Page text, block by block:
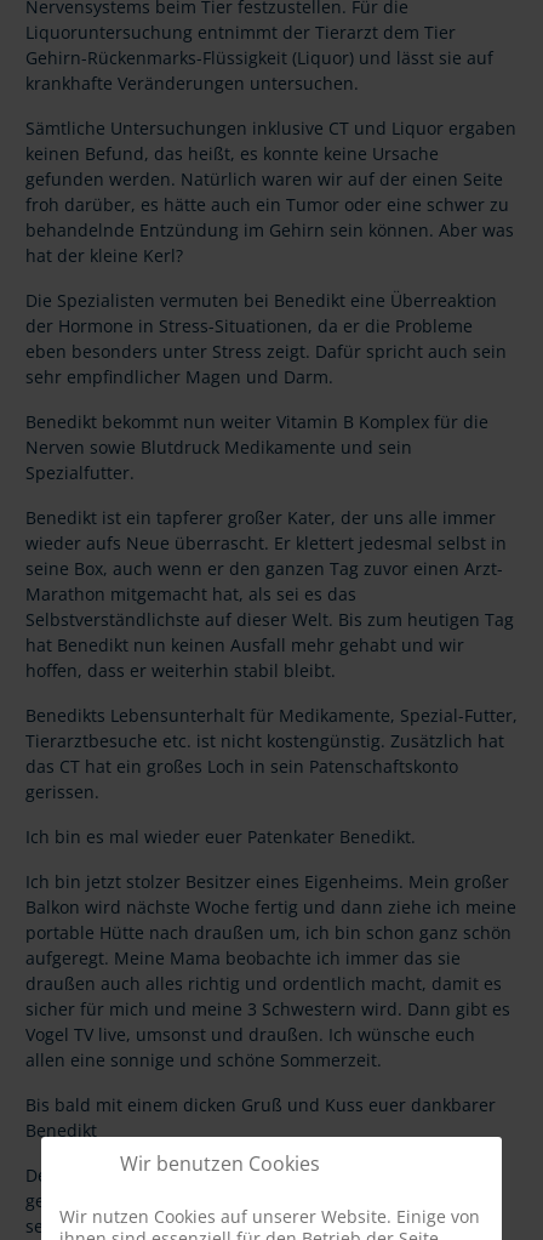
Nervensystems beim Tier festzustellen. Für die
Liquoruntersuchung entnimmt der Tierarzt dem Tier
Gehirn-Rückenmarks-Flüssigkeit (Liquor) und lässt sie auf
krankhafte Veränderungen untersuchen.
Sämtliche Untersuchungen inklusive CT und Liquor ergaben
keinen Befund, das heißt, es konnte keine Ursache
gefunden werden. Natürlich waren wir auf der einen Seite
froh darüber, es hätte auch ein Tumor oder eine schwer zu
behandelnde Entzündung im Gehirn sein können. Aber was
hat der kleine Kerl?
Die Spezialisten vermuten bei Benedikt eine Überreaktion
der Hormone in Stress-Situationen, da er die Probleme
eben besonders unter Stress zeigt. Dafür spricht auch sein
sehr empfindlicher Magen und Darm.
Benedikt bekommt nun weiter Vitamin B Komplex für die
Nerven sowie Blutdruck Medikamente und sein
Spezialfutter.
Benedikt ist ein tapferer großer Kater, der uns alle immer
wieder aufs Neue überrascht. Er klettert jedesmal selbst in
seine Box, auch wenn er den ganzen Tag zuvor einen Arzt-
Marathon mitgemacht hat, als sei es das
Selbstverständlichste auf dieser Welt. Bis zum heutigen Tag
hat Benedikt nun keinen Ausfall mehr gehabt und wir
hoffen, dass er weiterhin stabil bleibt.
Benedikts Lebensunterhalt für Medikamente, Spezial-Futter,
Tierarztbesuche etc. ist nicht kostengünstig. Zusätzlich hat
das CT hat ein großes Loch in sein Patenschaftskonto
gerissen.
Ich bin es mal wieder euer Patenkater Benedikt.
Ich bin jetzt stolzer Besitzer eines Eigenheims. Mein großer
Balkon wird nächste Woche fertig und dann ziehe ich meine
portable Hütte nach draußen um, ich bin schon ganz schön
aufgeregt. Meine Mama beobachte ich immer das sie
draußen auch alles richtig und ordentlich macht, damit es
sicher für mich und meine 3 Schwestern wird. Dann gibt es
Vogel TV live, umsonst und draußen. Ich wünsche euch
allen eine sonnige und schöne Sommerzeit.
Bis bald mit einem dicken Gruß und Kuss euer dankbarer
Benedikt
Der chronisch kranke Benedikt ist im September 2014
geboren. Er sieht fit und zufrieden aus, aber er hat in
seinem jungen Katzenleben schon so einiges
Wir benutzen Cookies
Wir nutzen Cookies auf unserer Website. Einige von